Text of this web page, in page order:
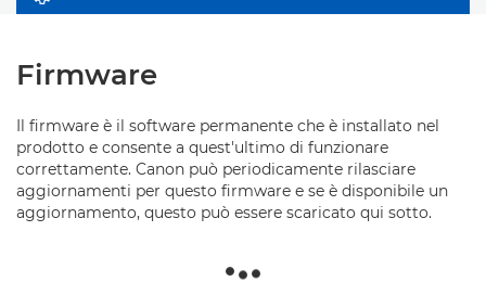
Firmware
Il firmware è il software permanente che è installato nel
prodotto e consente a quest'ultimo di funzionare
correttamente. Canon può periodicamente rilasciare
aggiornamenti per questo firmware e se è disponibile un
aggiornamento, questo può essere scaricato qui sotto.